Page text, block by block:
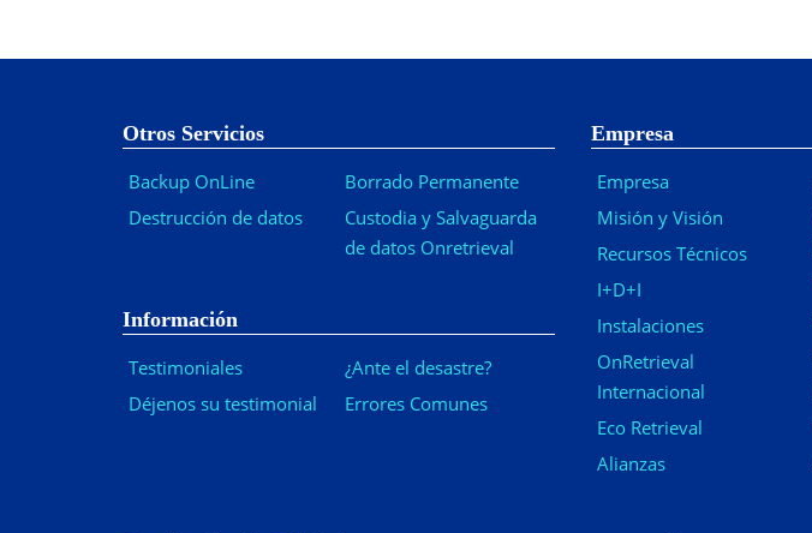
Otros Servicios
Backup OnLine
Destrucción de datos
Borrado Permanente
Custodia y Salvaguarda
de datos Onretrieval
Información
Testimoniales
Déjenos su testimonial
¿Ante el desastre?
Errores Comunes
Empresa
Empresa
Misión y Visión
Recursos Técnicos
I+D+I
Instalaciones
OnRetrieval
Internacional
Eco Retrieval
Alianzas